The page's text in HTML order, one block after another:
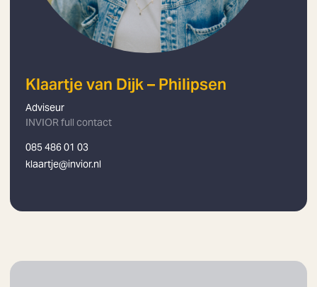
Klaartje van Dijk – Philipsen
Adviseur
INVIOR full contact
085 486 01 03
klaartje@invior.nl